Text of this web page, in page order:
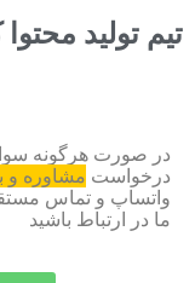
تیم تولید
در صورت هرگونه
درخواست مشاوره و
ما در ارتباط باشید